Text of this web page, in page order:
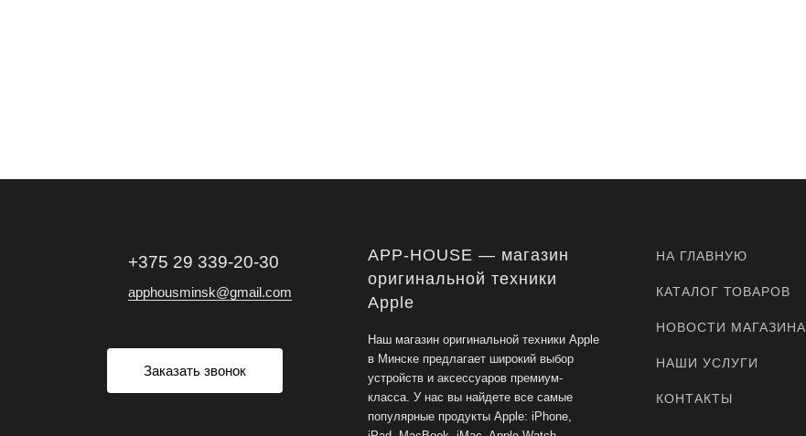
+375 29 339-20-30
apphousminsk@gmail.com
Заказать звонок
APP-HOUSE — магазин
оригинальной техники
Apple
Наш магазин оригинальной техники Apple
в Минске предлагает широкий выбор
устройств и аксессуаров премиум-
класса. У нас вы найдете все самые
популярные продукты Apple: iPhone,
НА ГЛАВНУЮ
КАТАЛОГ ТОВАРОВ
НОВОСТИ МАГАЗИНА
НАШИ УСЛУГИ
КОНТАКТЫ